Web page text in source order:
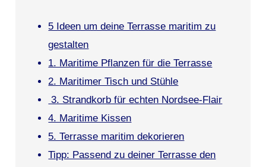
5 Ideen um deine Terrasse maritim zu
gestalten
1. Maritime Pflanzen für die Terrasse
2. Maritimer Tisch und Stühle
3. Strandkorb für echten Nordsee-Flair
4. Maritime Kissen
5. Terrasse maritim dekorieren
Tipp: Passend zu deiner Terrasse den